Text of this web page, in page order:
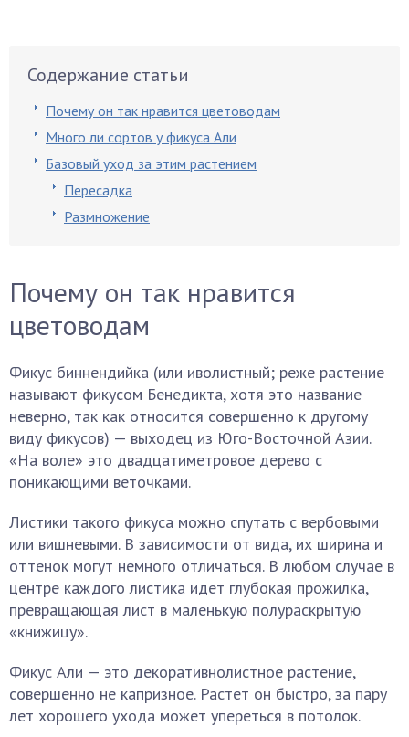
Содержание статьи
Почему он так нравится цветоводам
Много ли сортов у фикуса Али
Базовый уход за этим растением
Пересадка
Размножение
Почему он так нравится
цветоводам
Фикус биннендийка (или иволистный; реже растение
называют фикусом Бенедикта, хотя это название
неверно, так как относится совершенно к другому
виду фикусов) — выходец из Юго-Восточной Азии.
«На воле» это двадцатиметровое дерево с
поникающими веточками.
Листики такого фикуса можно спутать с вербовыми
или вишневыми. В зависимости от вида, их ширина и
оттенок могут немного отличаться. В любом случае в
центре каждого листика идет глубокая прожилка,
превращающая лист в маленькую полураскрытую
«книжицу».
Фикус Али — это декоративнолистное растение,
совершенно не капризное. Растет он быстро, за пару
лет хорошего ухода может упереться в потолок.